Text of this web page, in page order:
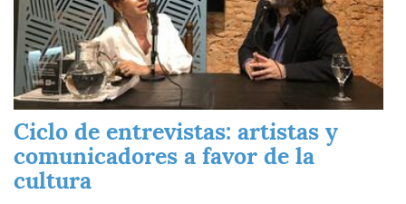
Ciclo de entrevistas: artistas y
comunicadores a favor de la
cultura